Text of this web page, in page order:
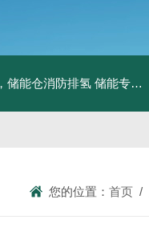
储能仓消防排氢 储能专用风机
您的位置：首页 /